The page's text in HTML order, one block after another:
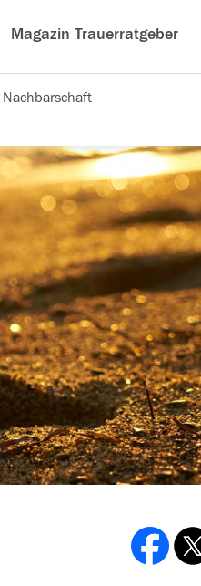
Magazin Trauerratgeber
Nachbarschaft